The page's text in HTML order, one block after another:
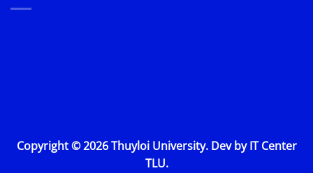
Copyright © 2026 Thuyloi University. Dev by IT Center
TLU.